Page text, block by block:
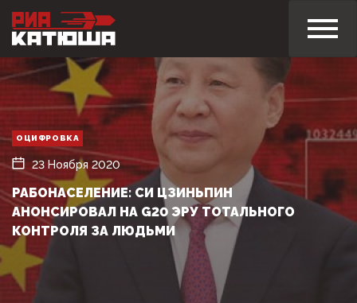
ОЦИФРОВКА
23 Ноября 2020
РАБОНАСЕЛЕНИЕ: СИ ЦЗИНЬПИН
АНОНСИРОВАЛ НА G20 ЭРУ ТОТАЛЬНОГО
КОНТРОЛЯ ЗА ЛЮДЬМИ